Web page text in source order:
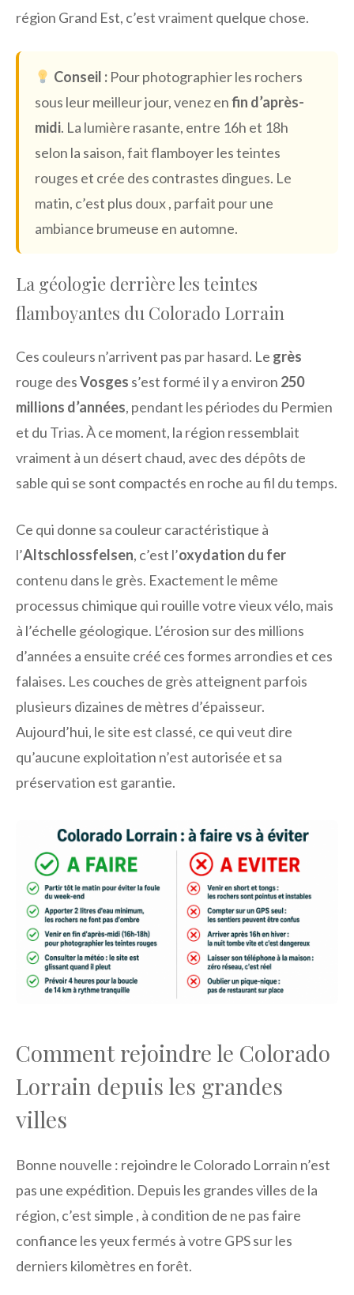
région Grand Est, c’est vraiment quelque chose.
Conseil :Pour photographier les rochers
sous leur meilleur jour, venez enfin d’après-
midi. La lumière rasante, entre 16h et 18h
selon la saison, fait flamboyer les teintes
rouges et crée des contrastes dingues. Le
matin, c’est plus doux , parfait pour une
ambiance brumeuse en automne.
La géologie derrière les teintes
flamboyantes du Colorado Lorrain
Ces couleurs n’arrivent pas par hasard. Le grès
rouge desVosges s’est formé il y a environ 250
millions d’années, pendant les périodes du Permien
et du Trias. À ce moment, la région ressemblait
vraiment à un désert chaud, avec des dépôts de
sable qui se sont compactés en roche au fil du temps.
Ce qui donne sa couleur caractéristique à
l’Altschlossfelsen, c’est l’oxydation du fer
contenu dans le grès. Exactement le même
processus chimique qui rouille votre vieux vélo, mais
à l’échelle géologique. L’érosion sur des millions
d’années a ensuite créé ces formes arrondies et ces
falaises. Les couches de grès atteignent parfois
plusieurs dizaines de mètres d’épaisseur.
Aujourd’hui, le site est classé, ce qui veut dire
qu’aucune exploitation n’est autorisée et sa
préservation est garantie.
Comment rejoindre le Colorado
Lorrain depuis les grandes
villes
Bonne nouvelle : rejoindre le Colorado Lorrain n’est
pas une expédition. Depuis les grandes villes de la
région, c’est simple , à condition de ne pas faire
confiance les yeux fermés à votre GPS sur les
derniers kilomètres en forêt.